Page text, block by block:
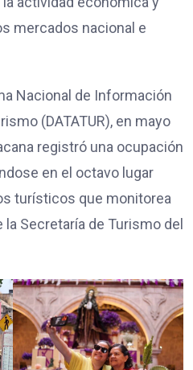
mercados nacional e
Nacional de Información
(DATATUR), en mayo
registró una ocupación
en el octavo lugar
turísticos que monitorea
Secretaría de Turismo del